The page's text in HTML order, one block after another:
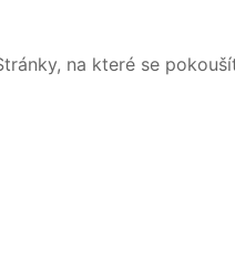
na které se